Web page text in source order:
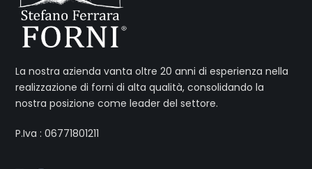
La nostra azienda vanta oltre 20 anni di esperienza nella
realizzazione di forni di alta qualità, consolidando la
nostra posizione come leader del settore.
P.Iva : 06771801211